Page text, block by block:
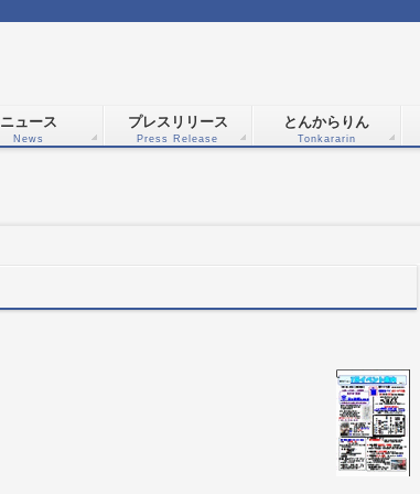
ニュース
News
プレスリリース
Press Release
とんからりん
Tonkararin